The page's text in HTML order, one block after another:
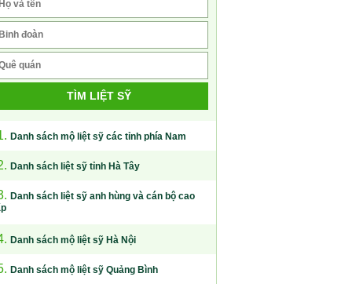
TÌM LIỆT SỸ
Danh sách mộ liệt sỹ các tỉnh phía Nam
Danh sách liệt sỹ tỉnh Hà Tây
Danh sách liệt sỹ anh hùng và cán bộ cao
Danh sách mộ liệt sỹ Hà Nội
Danh sách mộ liệt sỹ Quảng Bình